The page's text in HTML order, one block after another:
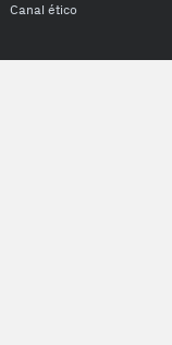
Canal ético